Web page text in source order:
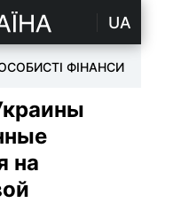
UA
ФІНАНСИ
на